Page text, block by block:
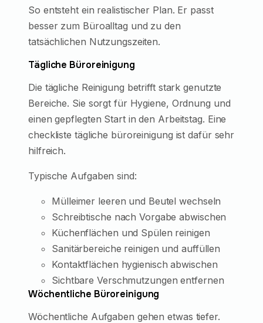
So entsteht ein realistischer Plan. Er passt
besser zum Büroalltag und zu den
tatsächlichen Nutzungszeiten.
Tägliche Büroreinigung
Die tägliche Reinigung betrifft stark genutzte
Bereiche. Sie sorgt für Hygiene, Ordnung und
einen gepflegten Start in den Arbeitstag. Eine
checkliste tägliche büroreinigung ist dafür sehr
hilfreich.
Typische Aufgaben sind:
Mülleimer leeren und Beutel wechseln
Schreibtische nach Vorgabe abwischen
Küchenflächen und Spülen reinigen
Sanitärbereiche reinigen und auffüllen
Kontaktflächen hygienisch abwischen
Sichtbare Verschmutzungen entfernen
Wöchentliche Büroreinigung
Wöchentliche Aufgaben gehen etwas tiefer.